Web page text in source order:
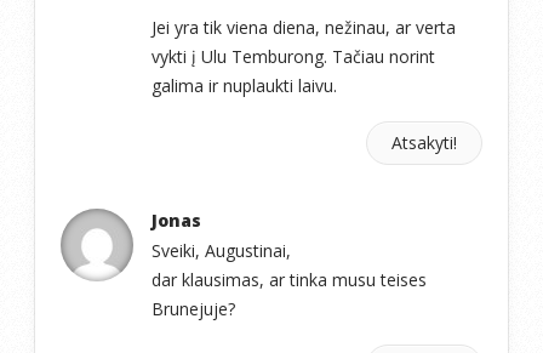
Jei yra tik viena diena, nežinau, ar verta
vykti į Ulu Temburong. Tačiau norint
galima ir nuplaukti laivu.
Atsakyti!
Jonas
Sveiki, Augustinai,
dar klausimas, ar tinka musu teises
Brunejuje?